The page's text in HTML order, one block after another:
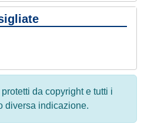
da copyright e tutti i
diversa indicazione.